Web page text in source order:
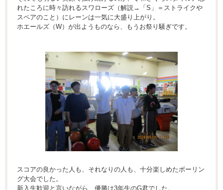
れたころに時々訪れるスワローズ（解説→「S」＝ストライクや
スペアのこと）にレーンは一気に大盛り上がり。
ホエールズ（W）が出ようものなら、もうお祭り騒ぎです。
スコアの良かった人も、それなりの人も、十分楽しめたボーリン
グ大会でした。
新入生歓迎と言いながら…優勝は3年生のG君でした。